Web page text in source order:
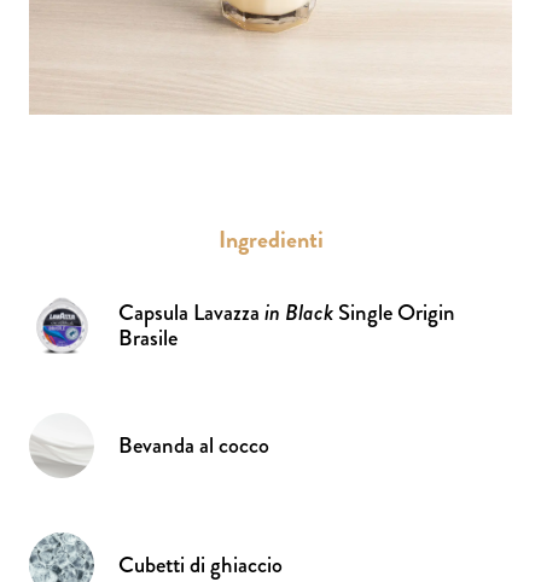
Ingredienti
Capsula Lavazzain BlackSingle Origin
Brasile
Bevanda al cocco
Cubetti di ghiaccio